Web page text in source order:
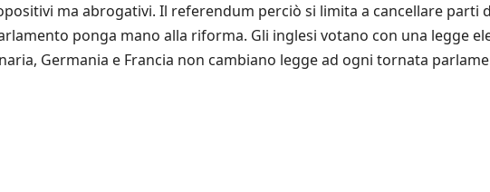
ma abrogativi. Il referendum perciò si limita a cancellare parti
ponga mano alla riforma. Gli inglesi votano con una legge
Germania e Francia non cambiano legge ad ogni tornata